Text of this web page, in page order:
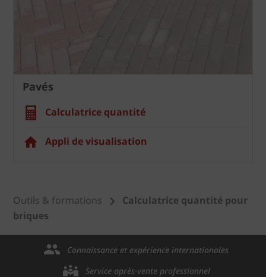
Pavés
Calculatrice quantité
Appli de visualisation
Outils & formations
Calculatrice quantité pour
briques
Connaissance et expérience internationales
Service après-vente professionnel